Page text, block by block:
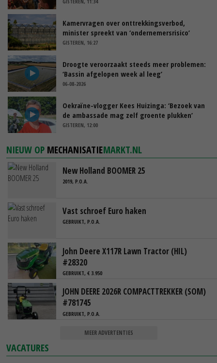
Kamervragen over onttrekkingsverbod,
minister spreekt van ‘ondernemersrisico’
GISTEREN, 16:27
Droogte veroorzaakt steeds meer problemen:
‘Bassin afgelopen week al leeg’
06-08-2026
Oekraïne-vlogger Kees Huizinga: ‘Bezoek van
de ambassade mag zelf groente plukken’
GISTEREN, 12:00
NIEUW OP MECHANISATIEMARKT.NL
New Holland BOOMER 25
2019, P.O.A.
Vast schroef Euro haken
GEBRUIKT, P.O.A.
John Deere X117R Lawn Tractor (HIL)
#28320
GEBRUIKT, € 3.950
JOHN DEERE 2026R COMPACTTREKKER (SOM)
#781745
GEBRUIKT, P.O.A.
MEER ADVERTENTIES
VACATURES